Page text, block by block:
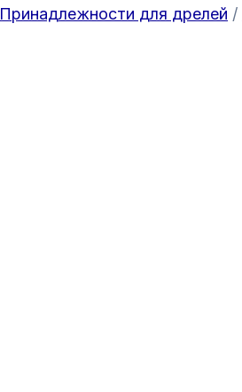
Принадлежности для дрелей /